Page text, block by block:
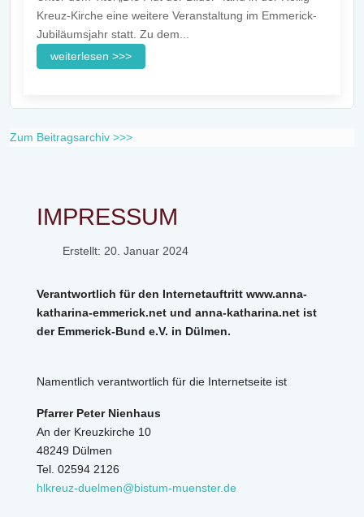
Kreuz-Kirche eine weitere Veranstaltung im Emmerick-
Jubiläumsjahr statt. Zu dem...
weiterlesen >>>
Zum Beitragsarchiv >>>
IMPRESSUM
Erstellt: 20. Januar 2024
Verantwortlich für den Internetauftritt www.anna-
katharina-emmerick.net und anna-katharina.net ist
der Emmerick-Bund e.V. in Dülmen.
Namentlich verantwortlich für die Internetseite ist
Pfarrer Peter Nienhaus
An der Kreuzkirche 10
48249 Dülmen
Tel. 02594 2126
hlkreuz-duelmen@bistum-muenster.de